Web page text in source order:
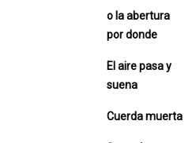
o la abertura
por donde
El aire pasa y
suena
Cuerda muerta